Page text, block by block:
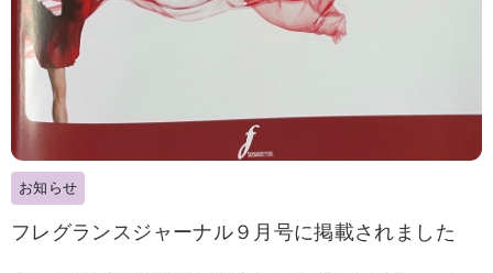
お知らせ
フレグランスジャーナル９月号に掲載されました